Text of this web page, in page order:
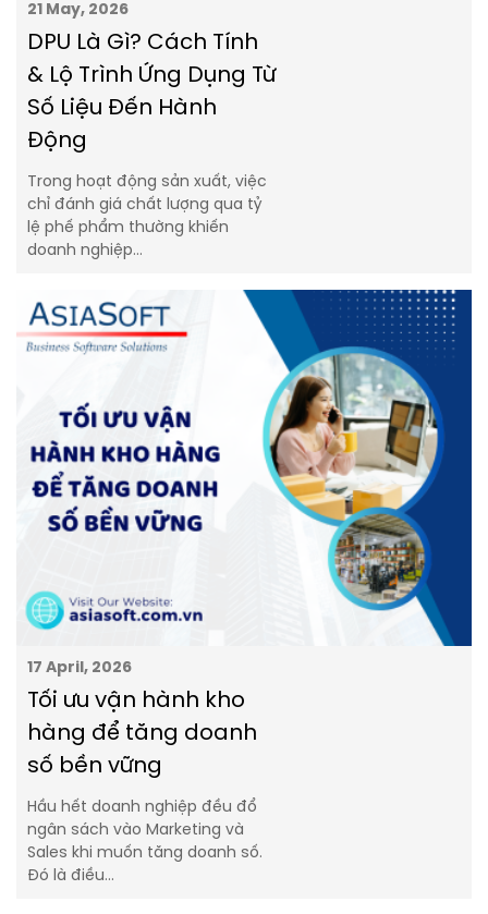
21 May, 2026
DPU Là Gì? Cách Tính
& Lộ Trình Ứng Dụng Từ
Số Liệu Đến Hành
Động
Trong hoạt động sản xuất, việc
chỉ đánh giá chất lượng qua tỷ
lệ phế phẩm thường khiến
doanh nghiệp…
17 April, 2026
Tối ưu vận hành kho
hàng để tăng doanh
số bền vững
Hầu hết doanh nghiệp đều đổ
ngân sách vào Marketing và
Sales khi muốn tăng doanh số.
Đó là điều…